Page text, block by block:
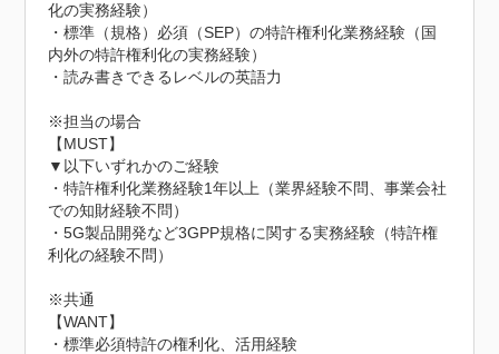
化の実務経験）
・標準（規格）必須（SEP）の特許権利化業務経験（国
内外の特許権利化の実務経験）
・読み書きできるレベルの英語力
※担当の場合
【MUST】
▼以下いずれかのご経験
・特許権利化業務経験1年以上（業界経験不問、事業会社
での知財経験不問）
・5G製品開発など3GPP規格に関する実務経験（特許権
利化の経験不問）
※共通
【WANT】
・標準必須特許の権利化、活用経験